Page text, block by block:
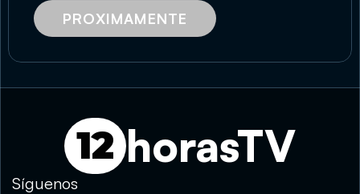
PROXIMAMENTE
12 horasTV
Síguenos